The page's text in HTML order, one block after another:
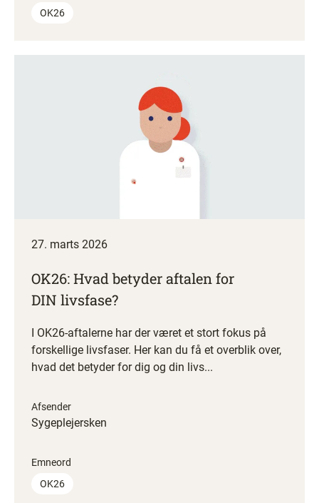
OK26
27. marts 2026
OK26: Hvad betyder aftalen for
DIN livsfase?
I OK26-aftalerne har der været et stort fokus på
forskellige livsfaser. Her kan du få et overblik over,
hvad det betyder for dig og din livs...
Afsender
Sygeplejersken
Emneord
OK26